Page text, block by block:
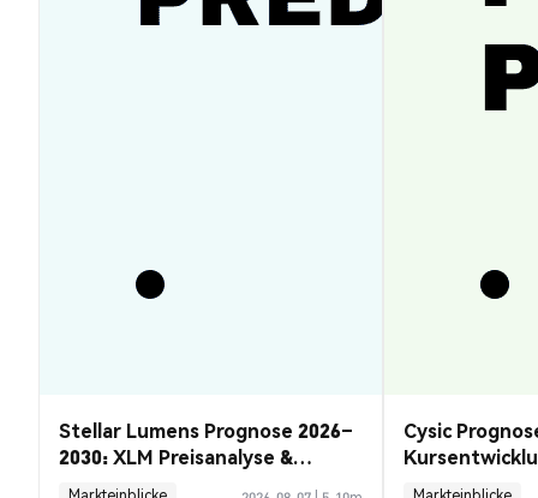
Stellar Lumens Prognose 2026–
2030: XLM Preisanalyse &
Chancen
Cysic
Guide